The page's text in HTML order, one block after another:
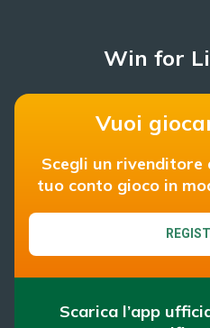
Win for
Vuoi
Scegli un
tuo conto gioco in
Scarica l’app